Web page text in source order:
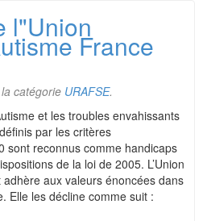
l"Union
France
catégorie URAFSE.
et les troubles envahissants
par les critères
sont reconnus comme handicaps
de la loi de 2005. L’Union
aux valeurs énoncées dans
Elle les décline comme suit :